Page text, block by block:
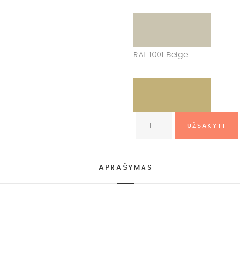
RAL 1001 Beige
APRAŠYMAS